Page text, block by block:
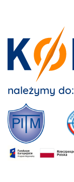
należymy do: